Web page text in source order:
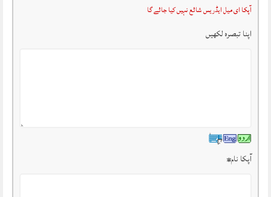
آپکا ای میل ایڈریس شائع نہیں کیا جائے گا
اپنا تبصرہ لکھیں
آپکا نام*